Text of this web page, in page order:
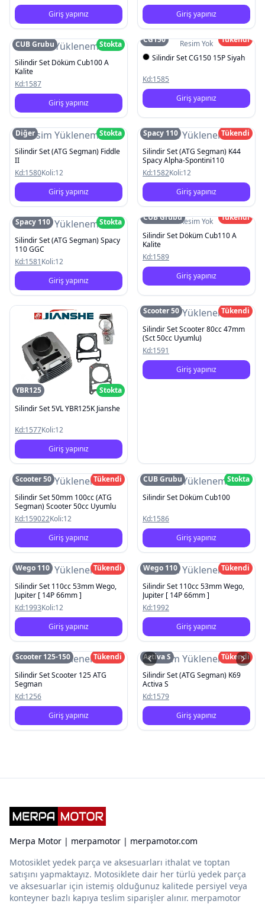
Giriş yapınız Giriş yapınız
Resim Yüklenemedi
CUB Grubu
Stokta
Silindir Set Döküm Cub100 A
Kalite
Kd:1587
Giriş yapınız
Resim Yok
CG150
Tükendi
Silindir Set CG150 15P Siyah
Kd:1585
Giriş yapınız
Resim Yüklenemedi
Diğer
Stokta
Silindir Set (ATG Segman) Fiddle
II
Kd:1580Koli:12
Giriş yapınız
Resim Yüklenemedi
Spacy 110
Tükendi
Silindir Set (ATG Segman) K44
Spacy Alpha-Spontini110
Kd:1582Koli:12
Giriş yapınız
Resim Yüklenemedi
Spacy 110
Stokta
Silindir Set (ATG Segman) Spacy
110 GGC
Kd:1581Koli:12
Giriş yapınız
Resim Yok
CUB Grubu
Tükendi
Silindir Set Döküm Cub110 A
Kalite
Kd:1589
Giriş yapınız
YBR125
Stokta
Silindir Set 5VL YBR125K Jianshe
Kd:1577Koli:12
Giriş yapınız
Resim Yüklenemedi
Scooter 50
Tükendi
Silindir Set Scooter 80cc 47mm
(Sct 50cc Uyumlu)
Kd:1591
Giriş yapınız
Resim Yüklenemedi
Scooter 50
Tükendi
Silindir Set 50mm 100cc (ATG
Segman) Scooter 50cc Uyumlu
Kd:159022Koli:12
Giriş yapınız
Resim Yüklenemedi
CUB Grubu
Stokta
Silindir Set Döküm Cub100
Kd:1586
Giriş yapınız
Resim Yüklenemedi
Wego 110
Tükendi
Silindir Set 110cc 53mm Wego,
Jupiter [ 14P 66mm ]
Kd:1993Koli:12
Giriş yapınız
Resim Yüklenemedi
Wego 110
Tükendi
Silindir Set 110cc 53mm Wego,
Jupiter [ 14P 66mm ]
Kd:1992
Giriş yapınız
Resim Yüklenemedi
Scooter 125-150
Tükendi
Silindir Set Scooter 125 ATG
Segman
Kd:1256
Giriş yapınız
Resim Yüklenemedi
Activa S
Tükendi
Silindir Set (ATG Segman) K69
Activa S
Kd:1579
Giriş yapınız
Merpa Motor | merpamotor | merpamotor.com
Motosiklet yedek parça ve aksesuarları ithalat ve toptan
satışını yapmaktayız. Motosiklete dair her türlü yedek parça
ve aksesuarlar için istemiş olduğunuz kalitede persiyel veya
konteyner bazlı kapıya teslim siparişler alınır. merpamotor